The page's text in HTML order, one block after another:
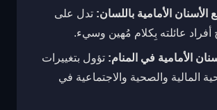
الأسنان الأمامية باللسان: تدل على
أفراد عائلته بِكلام مُهين وسيء.
الأمامية في المنام: تؤول بتغييرات
المالية والصحية والاجتماعية في